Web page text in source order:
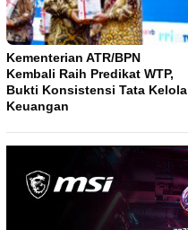
Kementerian ATR/BPN
Kembali Raih Predikat WTP,
Bukti Konsistensi Tata Kelola
Keuangan